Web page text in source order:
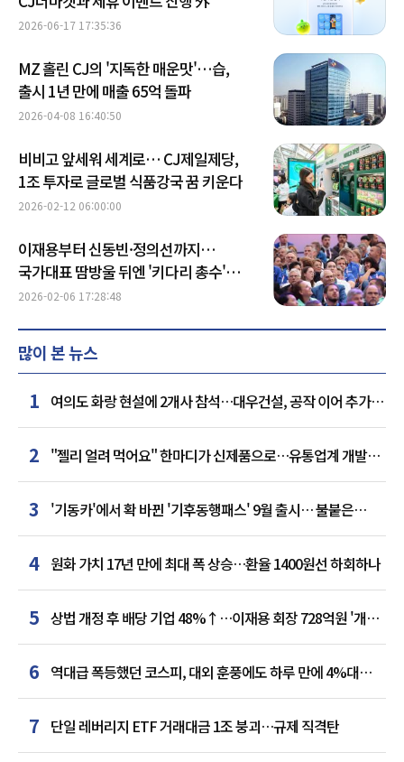
2026-06-17 17:35:36
MZ 홀린 CJ의 '지독한 매운맛'…습,
출시 1년 만에 매출 65억 돌파
2026-04-08 16:40:50
비비고 앞세워 세계로… CJ제일제당,
1조 투자로 글로벌 식품강국 꿈 키운다
2026-02-12 06:00:00
이재용부터 신동빈·정의선까지…
국가대표 땀방울 뒤엔 '키다리 총수'
있었다
2026-02-06 17:28:48
많이 본 뉴스
1 여의도 화랑 현설에 2개사 참석…대우건설, 공작 이어 추가
거점 확보하나
2 "젤리 얼려 먹어요" 한마디가 신제품으로…유통업계 개발실
된 SNS
3
'기동카'에서 확 바뀐 '기후동행패스' 9월 출시… 불붙은
카드사 경쟁
4 원화 가치 17년 만에 최대 폭 상승…환율 1400원선 하회하나
5 상법 개정 후 배당 기업 48%↑…이재용 회장 728억원 '개인
최다'
6 역대급 폭등했던 코스피, 대외 훈풍에도 하루 만에 4%대
급락
7 단일 레버리지 ETF 거래대금 1조 붕괴…규제 직격탄